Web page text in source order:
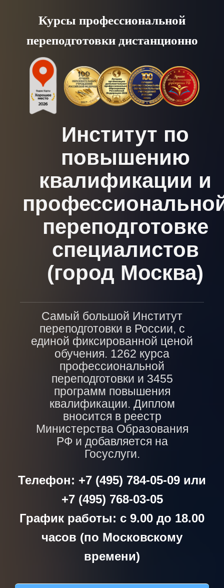
content
Курсы профессиональной
переподготовки дистанционно
Институт по
повышению
квалификации и
переподготовке
специалистов
(город Москва)
Самый большой Институт
переподготовки в России, с
единой фиксированной ценой
обучения. 1262 курса
профессиональной
переподготовки и 3455
программ повышения
квалификации. Диплом
вносится в реестр
Министерства Образования
РФ и добавляется на
Госуслуги.
Телефон: +7 (495) 784-05-09 или
+7 (495) 768-03-05
График работы: с 9.00 до 18.00
часов (по Московскому
времени)